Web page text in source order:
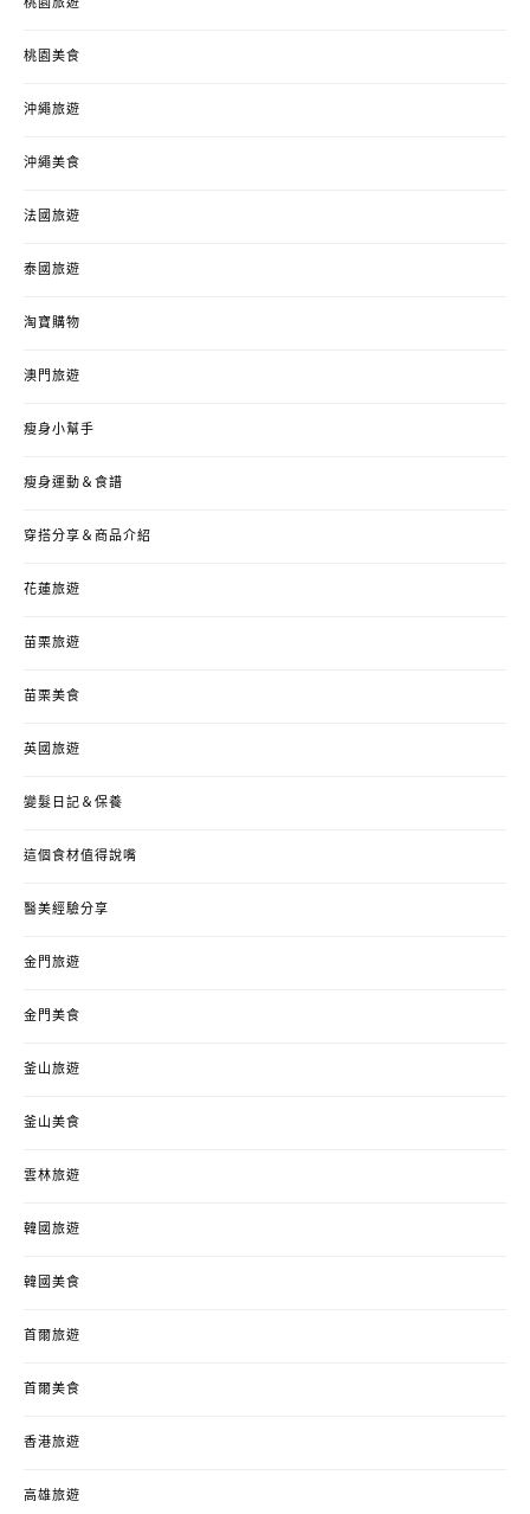
桃園旅遊
桃園美食
沖繩旅遊
沖繩美食
法國旅遊
泰國旅遊
淘寶購物
澳門旅遊
瘦身小幫手
瘦身運動＆食譜
穿搭分享＆商品介紹
花蓮旅遊
苗栗旅遊
苗栗美食
英國旅遊
變髮日記＆保養
這個食材值得說嘴
醫美經驗分享
金門旅遊
金門美食
釜山旅遊
釜山美食
雲林旅遊
韓國旅遊
韓國美食
首爾旅遊
首爾美食
香港旅遊
高雄旅遊